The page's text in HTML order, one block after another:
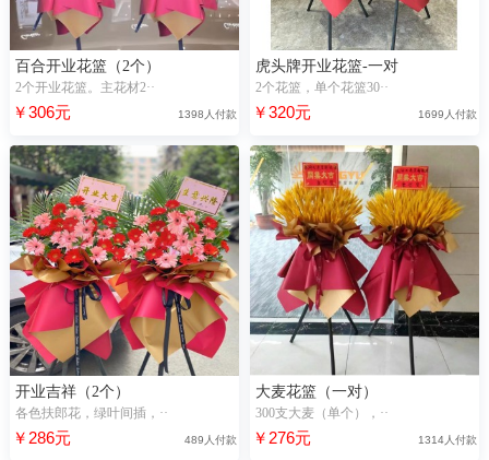
百合开业花篮（2个）
2个开业花篮。主花材2··
￥306元 1398人付款
虎头牌开业花篮-一对
2个花篮，单个花篮30··
￥320元 1699人付款
开业吉祥（2个）
各色扶郎花，绿叶间插，··
￥286元 489人付款
大麦花篮（一对）
300支大麦（单个），··
￥276元 1314人付款